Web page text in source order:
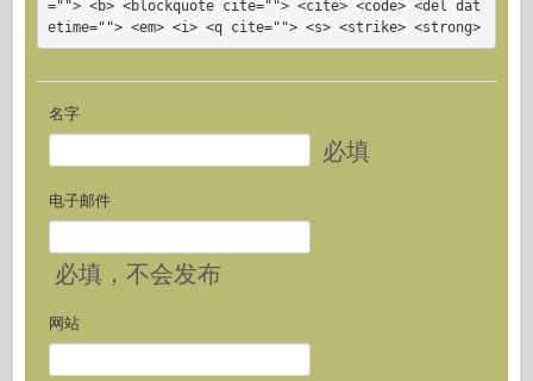
=""> <b> <blockquote cite=""> <cite> <code> <del dat
etime=""> <em> <i> <q cite=""> <s> <strike> <strong>
名字
必填
电子邮件
必填 ，不会发布
网站